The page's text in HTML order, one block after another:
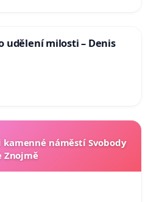
udělení milosti – Denis
kamenné náměstí Svobody
Znojmě